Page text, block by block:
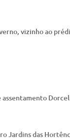
vizinho ao
assentamento
Jardins das